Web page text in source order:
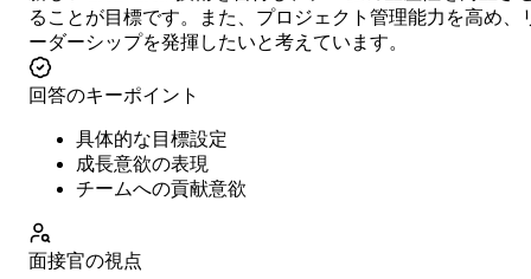
ることが目標です。また、プロジェクト管理能力を高め、
ーダーシップを発揮したいと考えています。
回答のキーポイント
具体的な目標設定
成長意欲の表現
チームへの貢献意欲
面接官の視点